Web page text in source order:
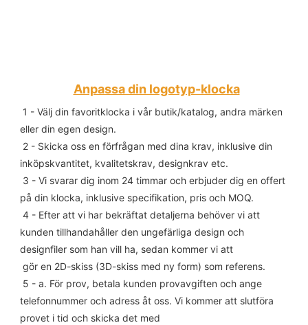
Anpassa din logotyp-klocka
1 - Välj din favoritklocka i vår butik/katalog, andra märken
eller din egen design.
inköpskvantitet, kvalitetskrav, designkrav etc.
på din klocka, inklusive specifikation, pris och MOQ.
kunden tillhandahåller den ungefärliga design och
designfiler som han vill ha, sedan kommer vi att
gör en 2D-skiss (3D-skiss med ny form) som referens.
telefonnummer och adress åt oss. Vi kommer att slutföra
provet i tid och skicka det med